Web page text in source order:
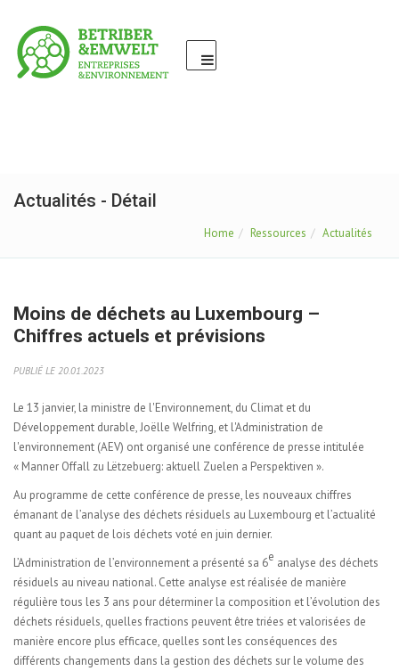
Actualités - Détail
Home Ressources Actualités
Moins de déchets au Luxembourg –
Chiffres actuels et prévisions
PUBLIÉ LE 20.01.2023
Le 13 janvier, la ministre de l'Environnement, du Climat et du
Développement durable, Joëlle Welfring, et l'Administration de
l'environnement (AEV) ont organisé une conférence de presse intitulée
« Manner Offall zu Lëtzebuerg: aktuell Zuelen a Perspektiven ».
Au programme de cette conférence de presse, les nouveaux chiffres
émanant de l’analyse des déchets résiduels au Luxembourg et l’actualité
quant au paquet de lois déchets voté en juin dernier.
L’Administration de l’environnement a présenté sa 6e analyse des déchets
résiduels au niveau national. Cette analyse est réalisée de manière
régulière tous les 3 ans pour déterminer la composition et l’évolution des
déchets résiduels, quelles fractions peuvent être triées et valorisées de
manière encore plus efficace, quelles sont les conséquences des
différents changements dans la gestion des déchets sur le volume des